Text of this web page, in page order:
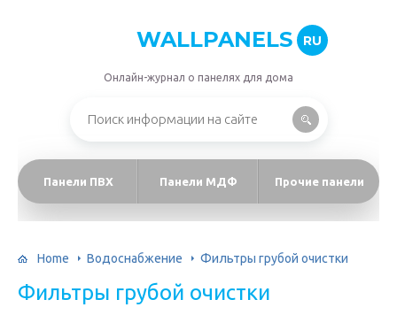
WALLPANELS RU
Онлайн-журнал о панелях для дома
Панели ПВХ Панели МДФ Прочие панели
Home Водоснабжение Фильтры грубой очистки
Фильтры грубой очистки